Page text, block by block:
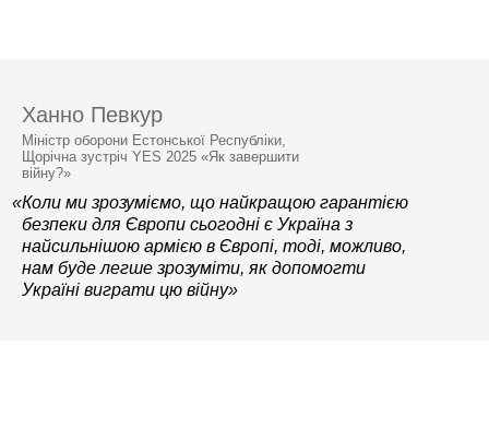
Ханно Певкур
Міністр оборони Естонської Республіки,
Щорічна зустріч YES 2025 «Як завершити
війну?»
«Коли ми зрозуміємо, що найкращою гарантією
безпеки для Європи сьогодні є Україна з
найсильнішою армією в Європі, тоді, можливо,
нам буде легше зрозуміти, як допомогти
Україні виграти цю війну»